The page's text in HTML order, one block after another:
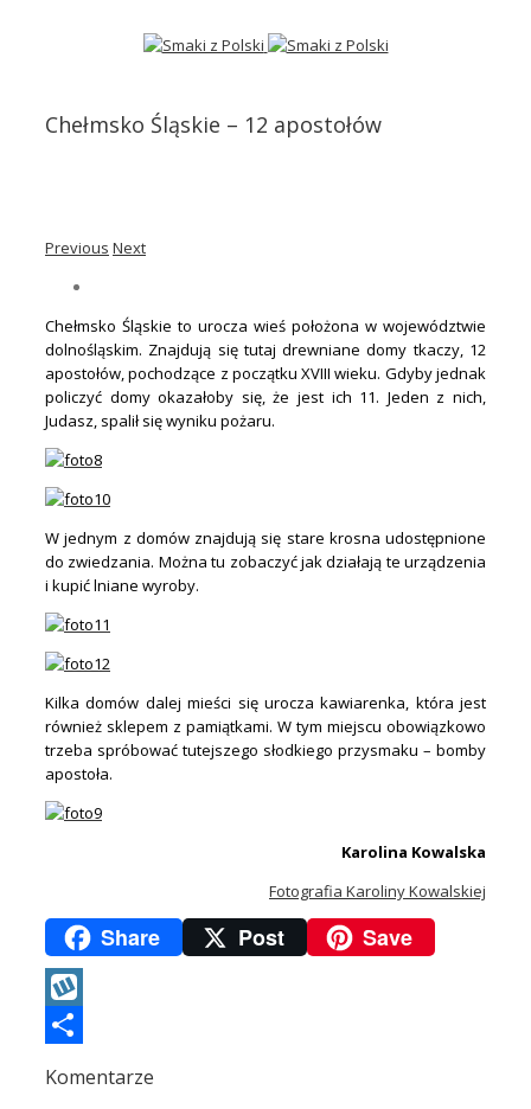
Chełmsko Śląskie – 12 apostołów
Previous Next
Chełmsko Śląskie to urocza wieś położona w województwie
dolnośląskim. Znajdują się tutaj drewniane domy tkaczy, 12
apostołów, pochodzące z początku XVIII wieku. Gdyby jednak
policzyć domy okazałoby się, że jest ich 11. Jeden z nich,
Judasz, spalił się wyniku pożaru.
W jednym z domów znajdują się stare krosna udostępnione
do zwiedzania. Można tu zobaczyć jak działają te urządzenia
i kupić lniane wyroby.
Kilka domów dalej mieści się urocza kawiarenka, która jest
również sklepem z pamiątkami. W tym miejscu obowiązkowo
trzeba spróbować tutejszego słodkiego przysmaku – bomby
apostoła.
Karolina Kowalska
Fotografia Karoliny Kowalskiej
Share Post Save
Wykop
Komentarze